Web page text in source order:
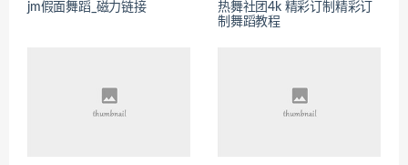
jm假面舞蹈_磁力链接
热舞社团4k 精彩订制精彩订
制舞蹈教程